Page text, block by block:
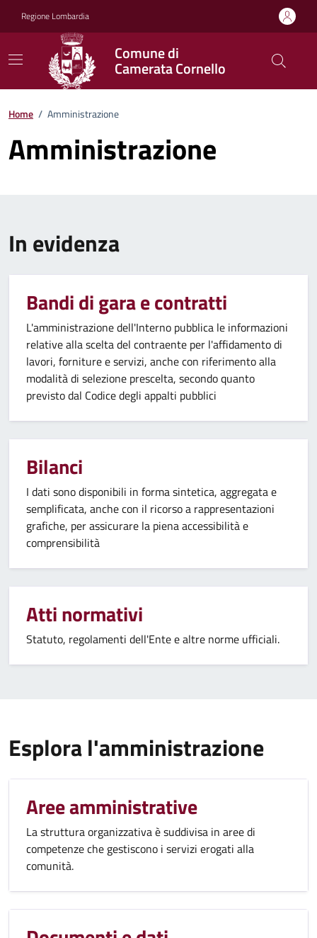
Regione Lombardia
Comune di
Camerata Cornello
Home / Amministrazione
Amministrazione
In evidenza
Bandi di gara e contratti
L'amministrazione dell'Interno pubblica le informazioni
relative alla scelta del contraente per l'affidamento di
lavori, forniture e servizi, anche con riferimento alla
modalità di selezione prescelta, secondo quanto
previsto dal Codice degli appalti pubblici
Bilanci
I dati sono disponibili in forma sintetica, aggregata e
semplificata, anche con il ricorso a rappresentazioni
grafiche, per assicurare la piena accessibilità e
comprensibilità
Atti normativi
Statuto, regolamenti dell'Ente e altre norme ufficiali.
Esplora l'amministrazione
Aree amministrative
La struttura organizzativa è suddivisa in aree di
competenze che gestiscono i servizi erogati alla
comunità.